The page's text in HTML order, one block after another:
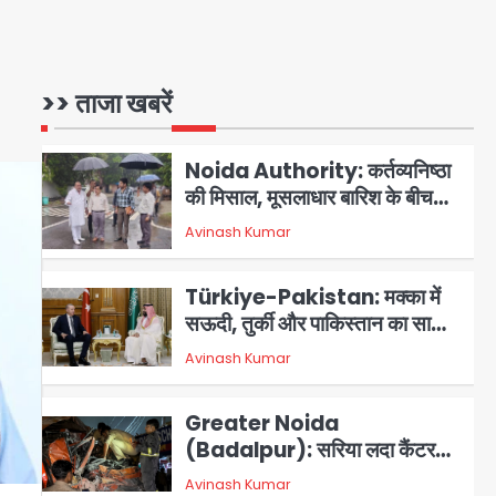
>> ताजा खबरें
1
24 घंटे ऑनलाइन डॉक्टर परामर्श
2
Noida Authority: कर्तव्यनिष्ठा
की मिसाल, मूसलाधार बारिश के बीच
नोएडा प्राधिकरण ने संभाला मोर्चा,
सेक्टर 105 आरडब्ल्यूए ने जताया
Avinash Kumar
3
Türkiye-Pakistan: मक्का में
सऊदी, तुर्की और पाकिस्तान का साझा
रक्षा समझौता, जानें इसके मायने
Avinash Kumar
4
Greater Noida
(Badalpur): सरिया लदा कैंटर
अनियंत्रित होकर घुसा किराना दुकान
Avinash Kumar